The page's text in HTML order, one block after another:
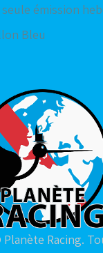
émission
Bleu
Racing.